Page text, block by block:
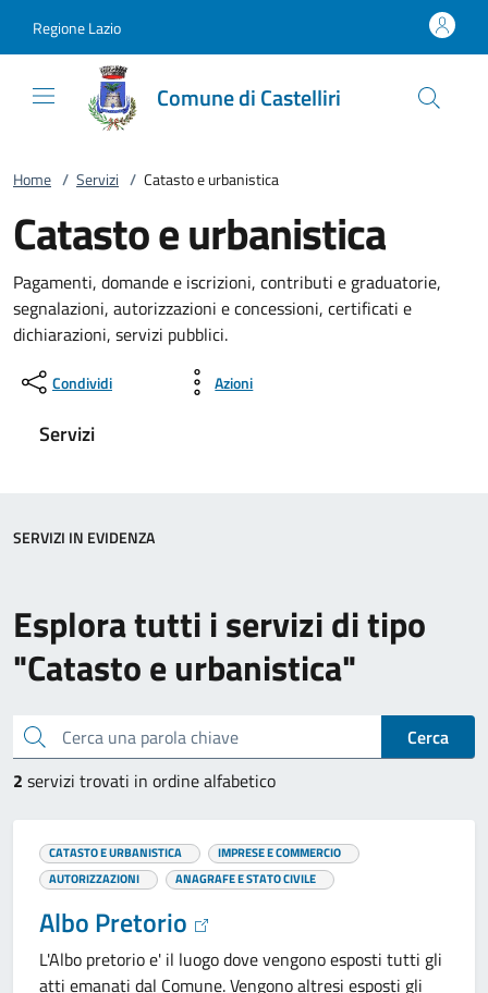
Regione Lazio
Comune di Castelliri
Home / Servizi / Catasto e urbanistica
Catasto e urbanistica
Pagamenti, domande e iscrizioni, contributi e graduatorie,
segnalazioni, autorizzazioni e concessioni, certificati e
dichiarazioni, servizi pubblici.
Condividi Azioni
Servizi
Esplora tutti i servizi di tipo
"Catasto e urbanistica"
Cerca una parola chiave
Cerca
2 servizi trovati in ordine alfabetico
CATASTO E URBANISTICA
IMPRESE E COMMERCIO
AUTORIZZAZIONI
ANAGRAFE E STATO CIVILE
Albo Pretorio
L'Albo pretorio e' il luogo dove vengono esposti tutti gli
atti emanati dal Comune. Vengono altresi esposti gli
SERVIZI IN EVIDENZA